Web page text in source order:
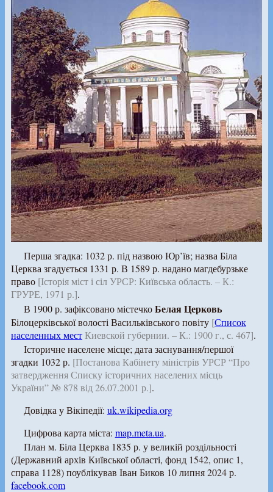
Перша згадка: 1032 р. під назвою Юр’їв; назва Біла
Церква згадується 1331 р. В 1589 р. надано магдебурзьке
право [Історія міст і сіл УРСР: Київська область. – К.:
ГРУРЕ, 1971 р.].
В 1900 р. зафіксовано містечкоБелая Церковь
Білоцерківської волості Васильківського повіту [Список
населенных местКиевской губернии. – К.: 1900 г., с. 467].
Історичне населене місце; дата заснування/першої
згадки 1032 р. [Постанова Кабінету міністрів УРСР “Про
затвердження Списку історичних населених місць
України” № 878 від 26.07.2001 р.].
Довідка у Вікіпедії: uk.wikipedia.org
Цифрова карта міста: map.meta.ua.
План м. Біла Церква 1835 р. у великій роздільності
(Державний архів Київської області, фонд 1542, опис 1,
справа 1128) поублікував Іван Биков 10 липня 2024 р.
facebook.com